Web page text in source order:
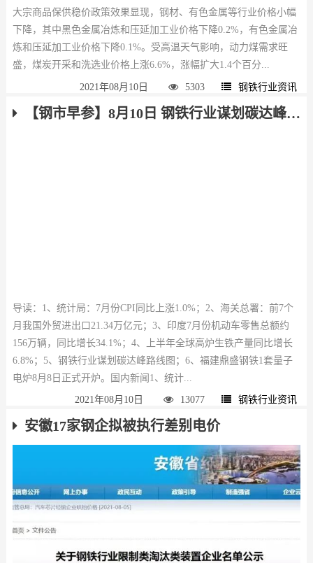
大宗商品保供稳价政策效果显现，钢材、有色金属等行业价格小幅
下降，其中黑色金属冶炼和压延加工业价格下降0.2%，有色金属冶
炼和压延加工业价格下降0.1%。受高温天气影响，动力煤需求旺
盛，煤炭开采和洗选业价格上涨6.6%，涨幅扩大1.4个百分...
2021年08月10日 5303 钢铁行业资讯
【钢市早参】8月10日 钢铁行业谋划碳达峰路线图 前7个月我国外贸进出口21.34万亿元
导读：1、统计局：7月份CPI同比上涨1.0%；2、海关总署：前7个
月我国外贸进出口21.34万亿元；3、印度7月份机动车零售总额约
156万辆，同比增长34.1%；4、上半年全球高炉生铁产量同比增长
6.8%；5、钢铁行业谋划碳达峰路线图；6、福建鼎盛钢铁1套量子
电炉8月8日正式开炉。国内新闻1、统计...
2021年08月10日 13077 钢铁行业资讯
安徽17家钢企拟被执行差别电价